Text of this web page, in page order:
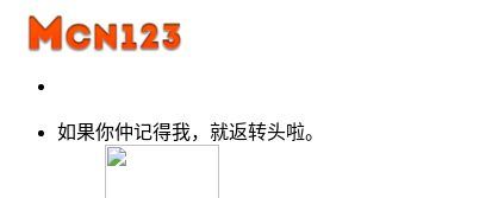
如果你仲记得我，就返转头啦。